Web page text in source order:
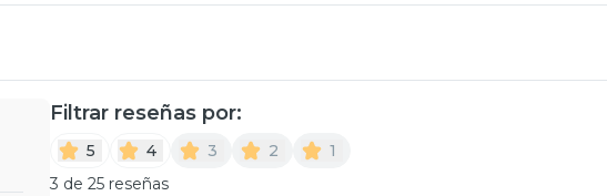
Filtrar reseñas por:
5 4 3 2
1
3 de 25 reseñas